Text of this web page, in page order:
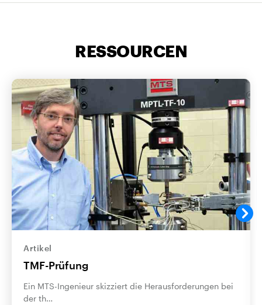
RESSOURCEN
Artikel
TMF-Prüfung
Ein MTS-Ingenieur skizziert die Herausforderungen bei
der th…